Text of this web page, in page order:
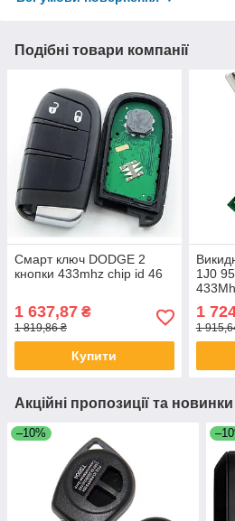
Подібні товари компанії
Смарт ключ DODGE 2
кнопки 433mhz chip id 46
1 637,87 ₴
1 819,86 ₴
Купити
1J0
1
1
Акційні пропозиції та новинки
–10%